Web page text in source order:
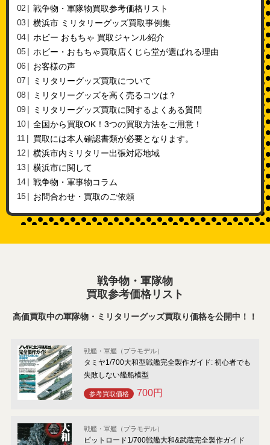
戦争物・軍隊物買取参考価格リスト
横浜市 ミリタリーグッズ買取事例集
ホビー おもちゃ 買取ジャンル紹介
ホビー・おもちゃ買取店くじら堂が選ばれる理由
お客様の声
ミリタリーグッズ買取について
ミリタリーグッズを高く売るコツは？
ミリタリーグッズ買取に関するよくある質問
全国から買取OK！3つの買取方法をご用意！
買取には本人確認書類が必要となります。
横浜市内ミリタリー出張対応地域
横浜市に関して
戦争物・軍事物コラム
お問合わせ・買取のご依頼
戦争物・軍隊物
買取参考価格リスト
高価買取中の軍隊物・ミリタリーグッズ買取り価格を公開中！！
戦艦・軍艦（プラモデル）
タミヤ1/700大和型戦艦完全製作ガイド: 初心者でも
失敗しない艦船模型
参考買取価格 700円
戦艦・軍艦（プラモデル）
ピットロード1/700戦艦大和&武蔵完全製作ガイド